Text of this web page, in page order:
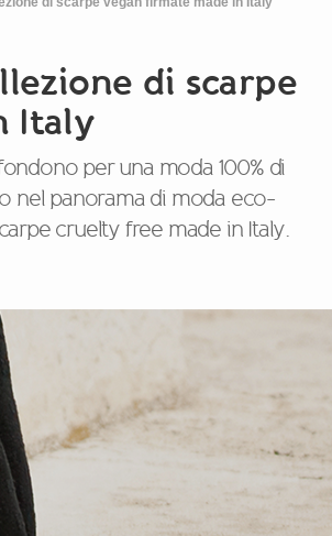
di scarpe
Italy
per una moda 100% di
nel panorama di moda eco-
cruelty free made in Italy.